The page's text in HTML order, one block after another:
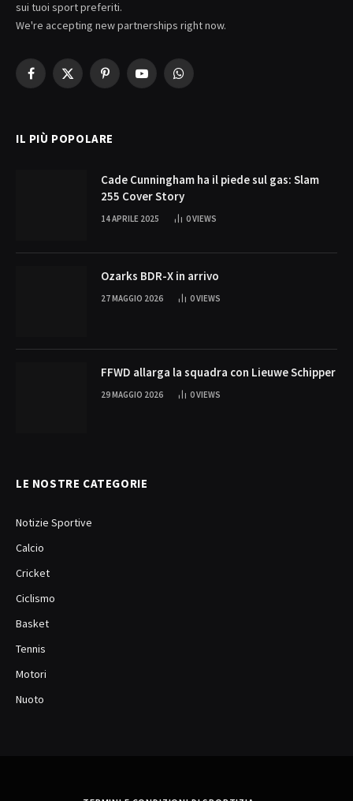
sui tuoi sport preferiti.
We're accepting new partnerships right now.
Facebook
X
PinterestYouTubeWhatsApp
IL PIÙ POPOLARE
Cade Cunningham ha il piede sul gas: Slam
255 Cover Story
14 APRILE 2025 0VIEWS
Ozarks BDR-X in arrivo
27 MAGGIO 2026 0VIEWS
FFWD allarga la squadra con Lieuwe Schipper
29 MAGGIO 2026 0VIEWS
LE NOSTRE CATEGORIE
Notizie Sportive
Calcio
Cricket
Ciclismo
Basket
Tennis
Motori
Nuoto